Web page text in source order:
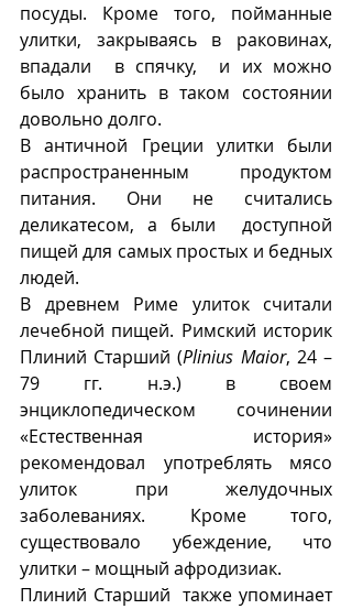
посуды. Кроме того, пойманные
улитки, закрываясь в раковинах,
впадали  в спячку,  и их можно
было хранить в таком состоянии
довольно долго.
В античной Греции улитки были
распространенным  продуктом
питания. Они не считались
деликатесом, а были  доступной
пищей для самых простых и бедных
людей.
В древнем Риме улиток считали
лечебной пищей. Римский историк
Плиний Старший (Plinius Maior, 24 –
79 гг. н.э.) в своем
энциклопедическом сочинении
«Естественная  история»
рекомендовал употреблять мясо
улиток при желудочных
заболеваниях. Кроме того,
существовало убеждение, что
улитки – мощный афродизиак.
Плиний Старший  также упоминает